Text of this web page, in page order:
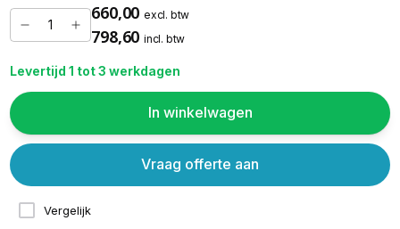
660,00 excl. btw
798,60 incl. btw
Levertijd 1 tot 3 werkdagen
In winkelwagen
Vergelijk
Vraag offerte aan